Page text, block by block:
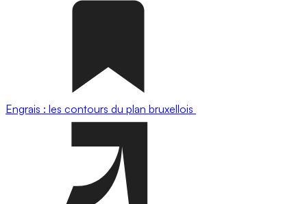
Engrais : les contours du plan bruxellois